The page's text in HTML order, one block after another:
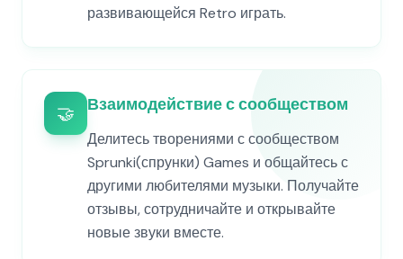
развивающейся Retro играть.
🤝 Взаимодействие с сообществом
Делитесь творениями с сообществом
Sprunki(спрунки) Games и общайтесь с
другими любителями музыки. Получайте
отзывы, сотрудничайте и открывайте
новые звуки вместе.